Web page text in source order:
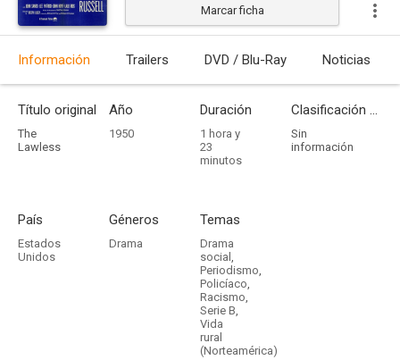
Estrenada
Marcar ficha
Información Trailers DVD / Blu-Ray Noticias
Título original
The
Lawless
Año
1950
Duración
1 hora y
23
minutos
Clasificación por edades
Sin
información
País
Estados
Unidos
Géneros
Drama
Temas
Drama
social ,
Periodismo,
Policíaco,
Racismo,
Serie B,
Vida
rural
(Norteamérica)